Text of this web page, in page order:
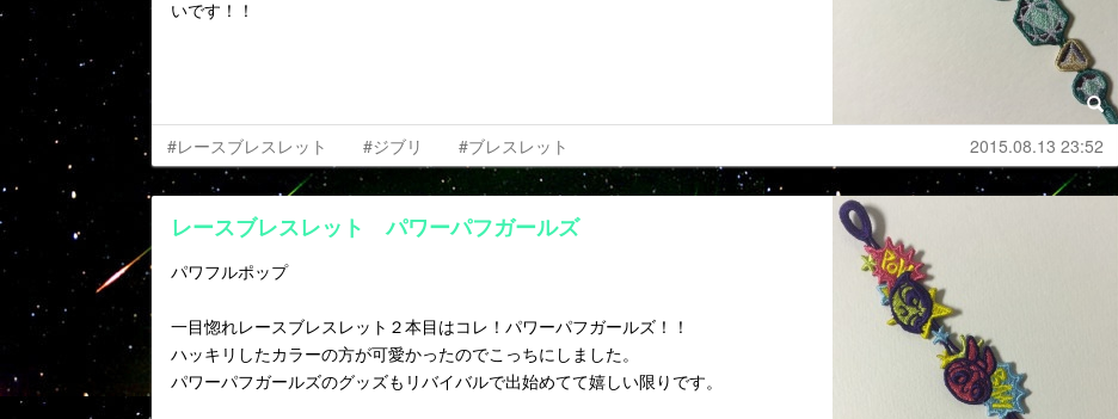
いです！！
#レースブレスレット #ジブリ #ブレスレット 2015.08.13 23:52
レースブレスレット パワーパフガールズ
パワフルポップ
一目惚れレースブレスレット２本目はコレ！パワーパフガールズ！！
ハッキリしたカラーの方が可愛かったのでこっちにしました。
パワーパフガールズのグッズもリバイバルで出始めてて嬉しい限りです。